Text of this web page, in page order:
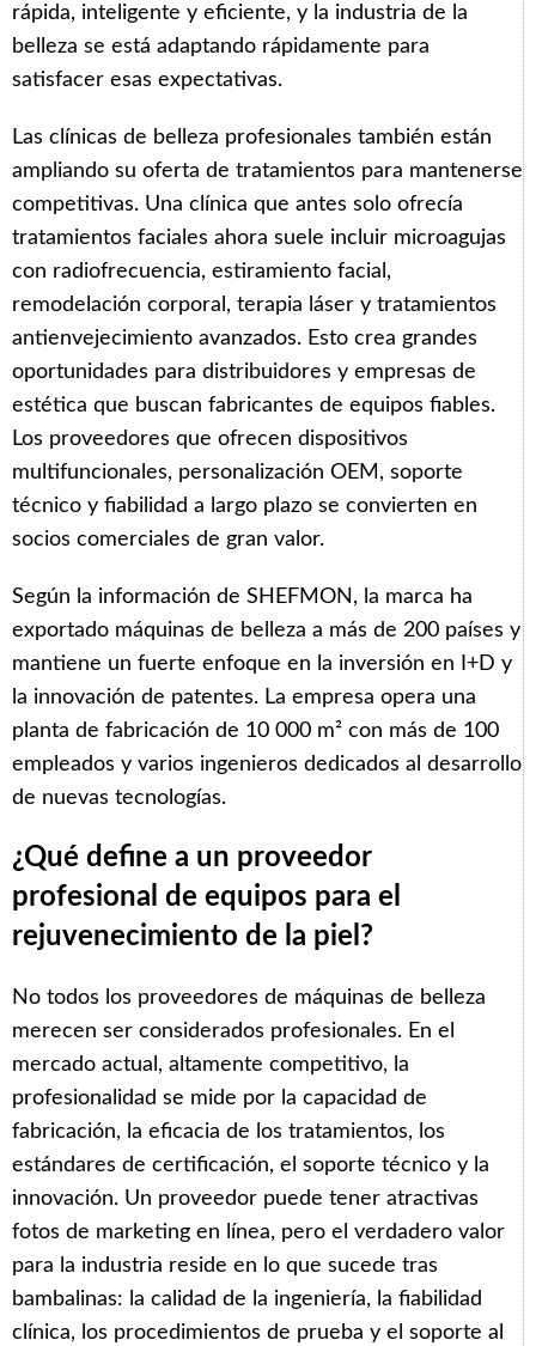
rápida, inteligente y eficiente, y la industria de la
belleza se está adaptando rápidamente para
satisfacer esas expectativas.
Las clínicas de belleza profesionales también están
ampliando su oferta de tratamientos para mantenerse
competitivas. Una clínica que antes solo ofrecía
tratamientos faciales ahora suele incluir microagujas
con radiofrecuencia, estiramiento facial,
remodelación corporal, terapia láser y tratamientos
antienvejecimiento avanzados. Esto crea grandes
oportunidades para distribuidores y empresas de
estética que buscan fabricantes de equipos fiables.
Los proveedores que ofrecen dispositivos
multifuncionales, personalización OEM, soporte
técnico y fiabilidad a largo plazo se convierten en
socios comerciales de gran valor.
Según la información de SHEFMON, la marca ha
exportado máquinas de belleza a más de 200 países y
mantiene un fuerte enfoque en la inversión en I+D y
la innovación de patentes. La empresa opera una
planta de fabricación de 10 000 m² con más de 100
empleados y varios ingenieros dedicados al desarrollo
de nuevas tecnologías.
¿Qué define a un proveedor
profesional de equipos para el
rejuvenecimiento de la piel?
No todos los proveedores de máquinas de belleza
merecen ser considerados profesionales. En el
mercado actual, altamente competitivo, la
profesionalidad se mide por la capacidad de
fabricación, la eficacia de los tratamientos, los
estándares de certificación, el soporte técnico y la
innovación. Un proveedor puede tener atractivas
fotos de marketing en línea, pero el verdadero valor
para la industria reside en lo que sucede tras
bambalinas: la calidad de la ingeniería, la fiabilidad
clínica, los procedimientos de prueba y el soporte al